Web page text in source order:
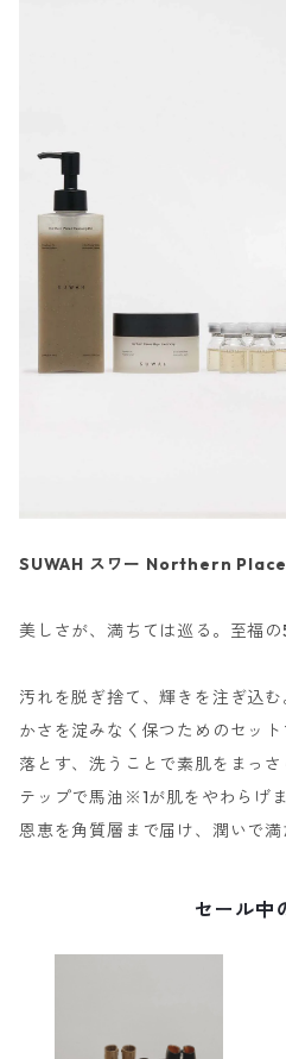
SUWAH スワー Northern
美しさが、満ちては巡る。至福の
汚れを脱ぎ捨て、輝きを注ぎ込
かさを淀みなく保つためのセット
落とす、洗うことで素肌をまっ
テップで馬油※1が肌をやわらげ
恩恵を角質層まで届け、潤いで満
セール中